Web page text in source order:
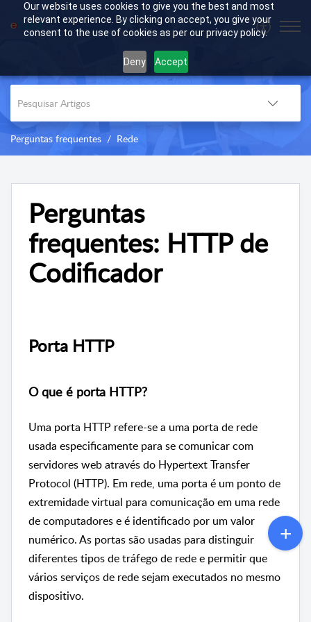
Our website uses cookies to give you the best and most
relevant experience. By clicking on accept, you give your
consent to the use of cookies as per our privacy policy.
Deny Accept
Perguntas frequentes Rede
Perguntas
frequentes: HTTP de
Codificador
Porta HTTP
O que é porta HTTP?
Uma porta HTTP refere-se a uma porta de rede
usada especificamente para se comunicar com
servidores web através do Hypertext Transfer
Protocol (HTTP). Em rede, uma porta é um ponto de
extremidade virtual para comunicação em uma rede
de computadores e é identificado por um valor
numérico. As portas são usadas para distinguir
diferentes tipos de tráfego de rede e permitir que
vários serviços de rede sejam executados no mesmo
dispositivo.